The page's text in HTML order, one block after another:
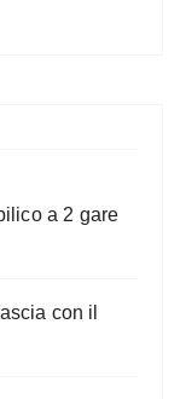
a 2 gare
con il